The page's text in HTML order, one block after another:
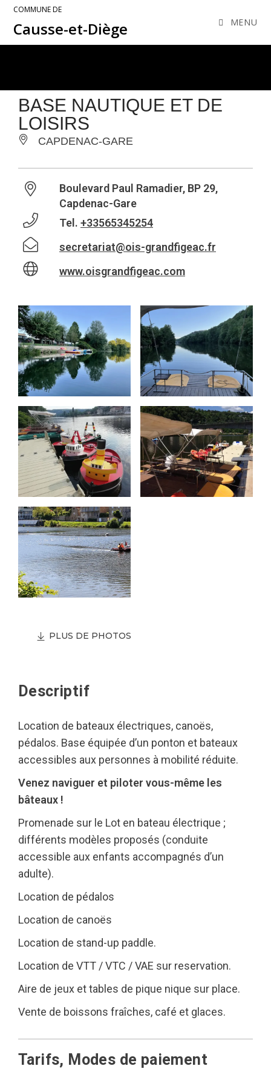
COMMUNE DE
Causse-et-Diège MENU
BASE NAUTIQUE ET DE
LOISIRS
CAPDENAC-GARE
Boulevard Paul Ramadier, BP 29,
Capdenac-Gare
Tel. +33565345254
secretariat@ois-grandfigeac.fr
www.oisgrandfigeac.com
PLUS DE PHOTOS
Descriptif
Location de bateaux électriques, canoës,
pédalos. Base équipée d’un ponton et bateaux
accessibles aux personnes à mobilité réduite.
Venez naviguer et piloter vous-même les
bâteaux !
Promenade sur le Lot en bateau électrique ;
différents modèles proposés (conduite
accessible aux enfants accompagnés d’un
adulte).
Location de pédalos
Location de canoës
Location de stand-up paddle.
Location de VTT / VTC / VAE sur reservation.
Aire de jeux et tables de pique nique sur place.
Vente de boissons fraîches, café et glaces.
Tarifs, Modes de paiement